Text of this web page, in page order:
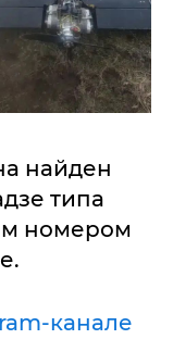
найден
типа
номером
канале